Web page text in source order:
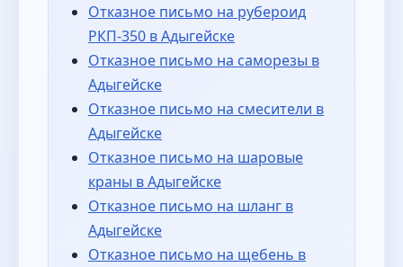
Отказное письмо на рубероид
РКП-350 в Адыгейске
Отказное письмо на саморезы в
Адыгейске
Отказное письмо на смесители в
Адыгейске
Отказное письмо на шаровые
краны в Адыгейске
Отказное письмо на шланг в
Адыгейске
Отказное письмо на щебень в